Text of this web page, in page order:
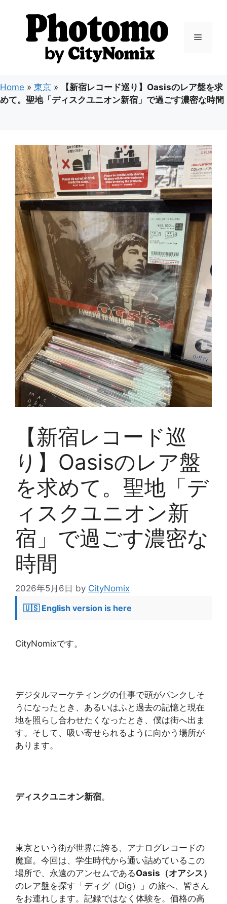
ス
キ
ッ
メ
ュ
Home » 東京 »
【新宿レコード巡り】Oasisのレア盤を求
めて。聖地「ディスクユニオン新宿」で過ごす濃密な時間
【新宿レコード巡
り】Oasisのレア盤
を求めて。聖地「デ
ィスクユニオン新
宿」で過ごす濃密な
時間
2026年5月6日 by CityNomix
🇺🇸 English version is here
CityNomixです。
デジタルマーケティングの仕事で頭がパンクしそ
うになったとき、あるいはふと過去の記憶と現在
地を照らし合わせたくなったとき、僕は街へ出ま
す。そして、吸い寄せられるように向かう場所が
あります。
ディスクユニオン新宿。
東京という街が世界に誇る、アナログレコードの
魔窟。今回は、学生時代から通い詰めているこの
場所で、永遠のアンセムであるOasis（オアシス）
のレア盤を探す「ディグ（Dig）」の旅へ、皆さん
をお連れします。記録ではなく体験を。価格の高